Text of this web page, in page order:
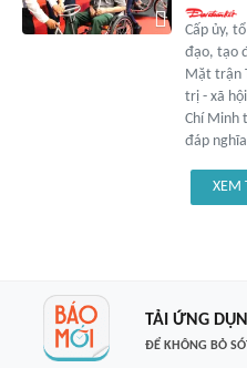
Cấp ủy,
đạo, tạo
Mặt trận
trị - xã
Chí Minh
đáp
XEM
TẢI ỨNG
ĐỂ KHÔNG BỎ